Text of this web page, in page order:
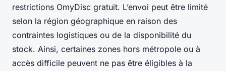
restrictions OmyDisc gratuit. L’envoi peut être limité
selon la région géographique en raison des
contraintes logistiques ou de la disponibilité du
stock. Ainsi, certaines zones hors métropole ou à
accès difficile peuvent ne pas être éligibles à la